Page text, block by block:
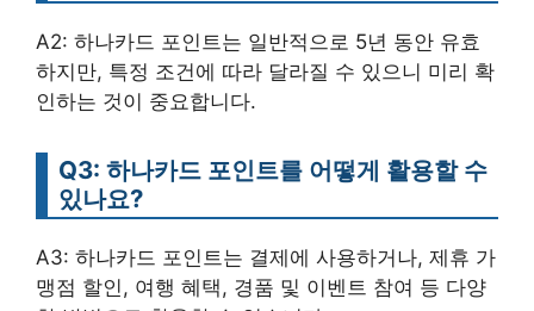
A2: 하나카드 포인트는 일반적으로 5년 동안 유효
하지만, 특정 조건에 따라 달라질 수 있으니 미리 확
인하는 것이 중요합니다.
Q3: 하나카드 포인트를 어떻게 활용할 수
있나요?
A3: 하나카드 포인트는 결제에 사용하거나, 제휴 가
맹점 할인, 여행 혜택, 경품 및 이벤트 참여 등 다양